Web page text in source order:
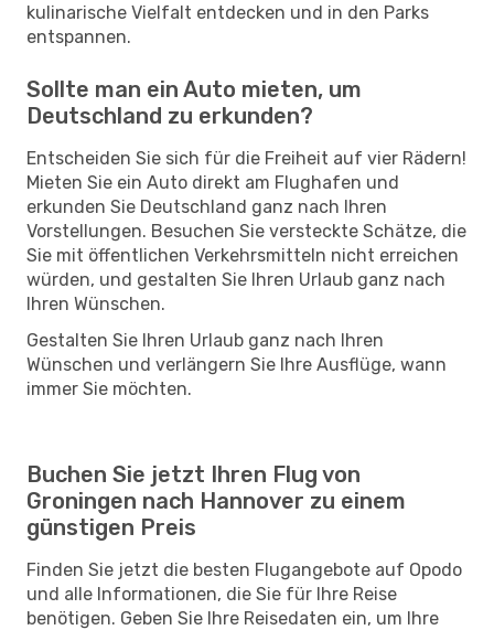
kulinarische Vielfalt entdecken und in den Parks
entspannen.
Sollte man ein Auto mieten, um
Deutschland zu erkunden?
Entscheiden Sie sich für die Freiheit auf vier Rädern!
Mieten Sie ein Auto direkt am Flughafen und
erkunden Sie Deutschland ganz nach Ihren
Vorstellungen. Besuchen Sie versteckte Schätze, die
Sie mit öffentlichen Verkehrsmitteln nicht erreichen
würden, und gestalten Sie Ihren Urlaub ganz nach
Ihren Wünschen.
Gestalten Sie Ihren Urlaub ganz nach Ihren
Wünschen und verlängern Sie Ihre Ausflüge, wann
immer Sie möchten.
Buchen Sie jetzt Ihren Flug von
Groningen nach Hannover zu einem
günstigen Preis
Finden Sie jetzt die besten Flugangebote auf Opodo
und alle Informationen, die Sie für Ihre Reise
benötigen. Geben Sie Ihre Reisedaten ein, um Ihre